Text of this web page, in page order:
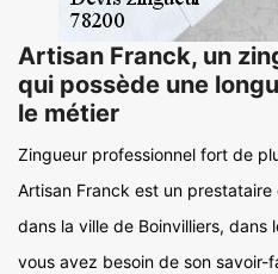
Artisan Franck, un
qui possède une
le métier
Zingueur professionnel fort de
Artisan Franck est un
dans la ville de Boinvilliers,
vous avez besoin de son savoir-